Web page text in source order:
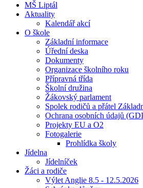
MŠ Liptál
Aktuality
Kalendář akcí
O škole
Základní informace
Úřední deska
Dokumenty
Organizace školního roku
Přípravná třída
Školní družina
Žákovský parlament
Spolek rodičů a přátel
Ochrana osobních údajů
Projekty EU a O2
Fotogalerie
Prohlídka školy
Jídelna
Jídelníček
Žáci a rodiče
Výlet Anglie 8.5 - 12.5.2026